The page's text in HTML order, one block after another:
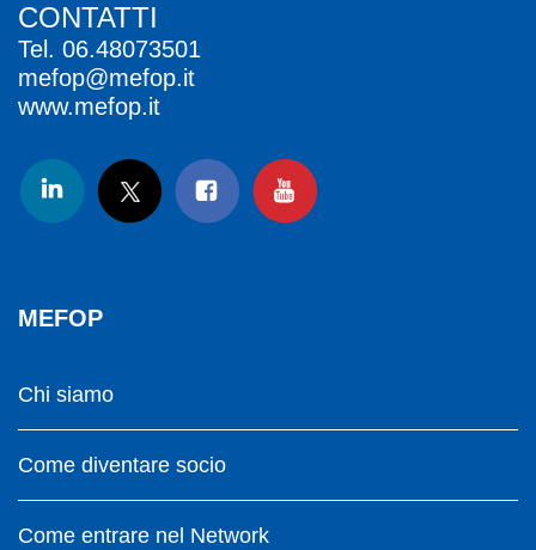
CONTATTI
Tel. 06.48073501
mefop@mefop.it
www.mefop.it
MEFOP
Chi siamo
Come diventare socio
Come entrare nel Network